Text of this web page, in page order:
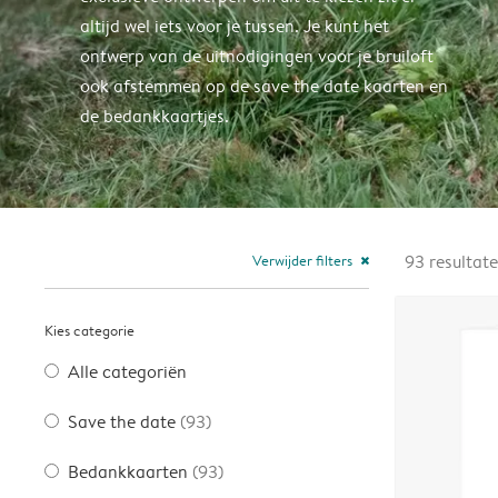
altijd wel iets voor je tussen. Je kunt het
ontwerp van de uitnodigingen voor je bruiloft
ook afstemmen op de save the date kaarten en
de bedankkaartjes.
Verwijder filters close
Kies categorie
Alle categoriën
Save the date (93)
Bedankkaarten (93)
93